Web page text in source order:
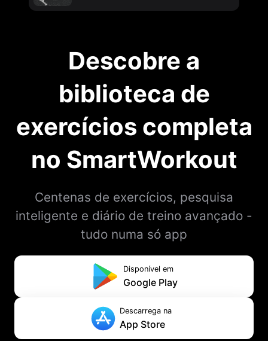
Descobre a
biblioteca de
exercícios completa
no SmartWorkout
Centenas de exercícios, pesquisa
inteligente e diário de treino avançado -
tudo numa só app
Disponível em
Google Play
Descarrega na
App Store